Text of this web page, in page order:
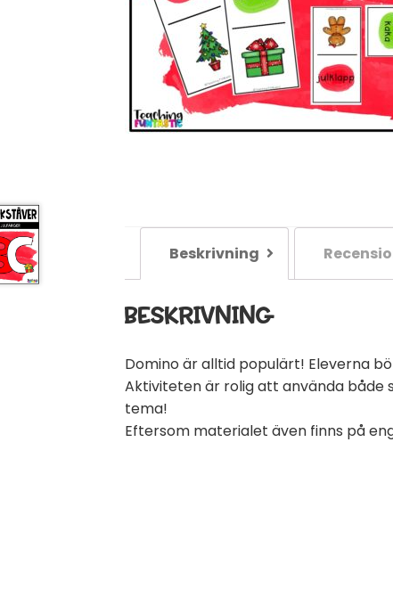
Beskrivning
BESKRIVNING
Domino är alltid populärt! Eleverna
Aktiviteten är rolig att använda både
tema!
Eftersom materialet även finns på